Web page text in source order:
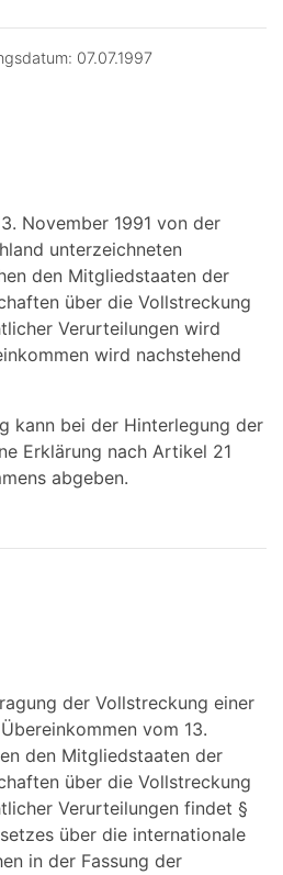
07.07.1997
November 1991 von der
unterzeichneten
den Mitgliedstaaten der
über die Vollstreckung
Verurteilungen wird
wird nachstehend
kann bei der Hinterlegung der
Erklärung nach Artikel 21
abgeben.
der Vollstreckung einer
vom 13.
den Mitgliedstaaten der
über die Vollstreckung
Verurteilungen findet §
über die internationale
in der Fassung der